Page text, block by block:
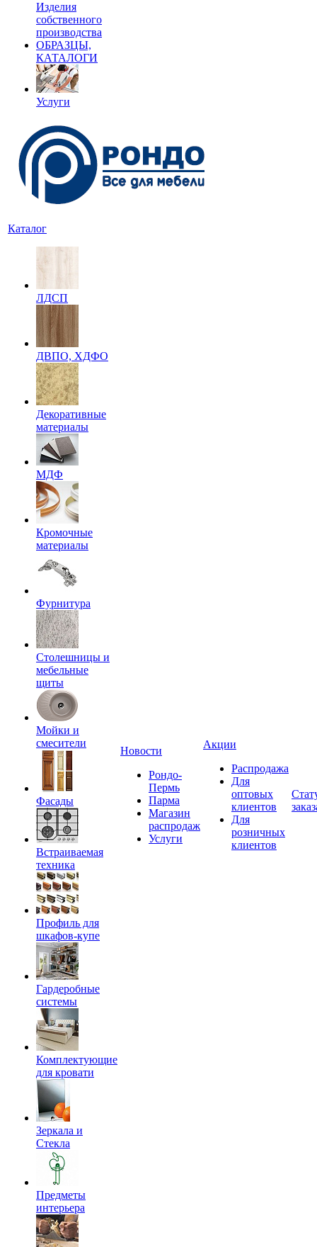
Изделия
собственного
производства
ОБРАЗЦЫ,
КАТАЛОГИ
Услуги
Каталог
ЛДСП
ДВПО, ХДФО
Декоративные
материалы
МДФ
Кромочные
материалы
Фурнитура
Столешницы и
мебельные
щиты
Мойки и
смесители
Фасады
Встраиваемая
техника
Профиль для
шкафов-купе
Гардеробные
системы
Комплектующие
для кровати
Зеркала и
Стекла
Предметы
интерьера
Новости
Рондо-
Пермь
Парма
Магазин
распродаж
Услуги
Акции
Распродажа
Для
оптовых
клиентов
Для
розничных
клиентов